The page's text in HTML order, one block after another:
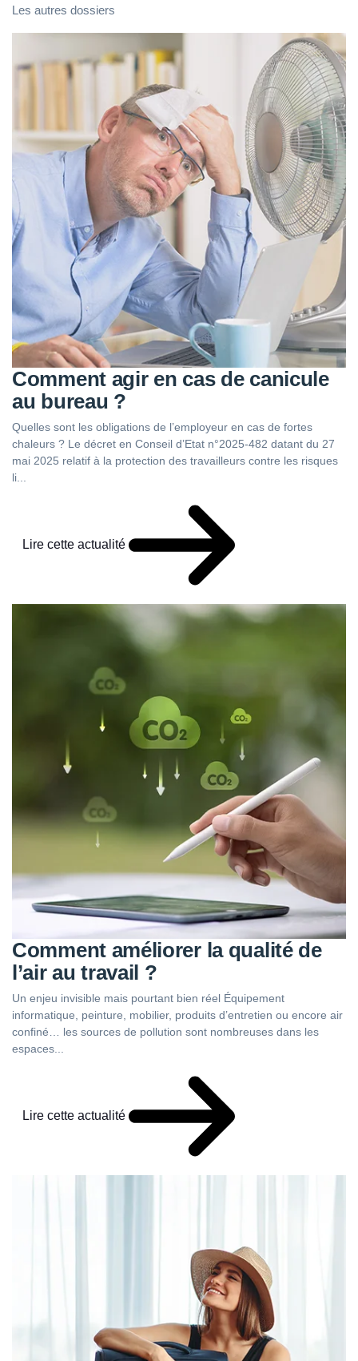
Les autres dossiers
Comment agir en cas de canicule
au bureau ?
Quelles sont les obligations de l’employeur en cas de fortes
chaleurs ? Le décret en Conseil d’Etat n°2025-482 datant du 27
mai 2025 relatif à la protection des travailleurs contre les risques
li...
Lire cette actualité
Comment améliorer la qualité de
l’air au travail ?
Un enjeu invisible mais pourtant bien réel Équipement
informatique, peinture, mobilier, produits d’entretien ou encore air
confiné… les sources de pollution sont nombreuses dans les
espaces...
Lire cette actualité